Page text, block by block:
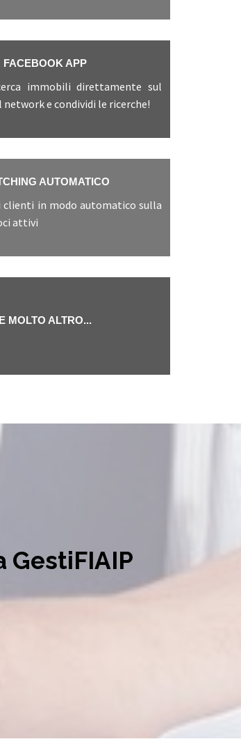
FACEBOOK APP
immobili direttamente sul
e condividi le ricerche!
AUTOMATICO
in modo automatico sulla
attivi
E MOLTO ALTRO...
GestiFIAIP